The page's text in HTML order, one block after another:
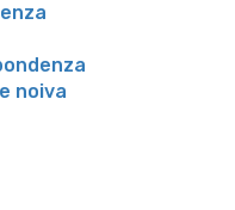
noiva